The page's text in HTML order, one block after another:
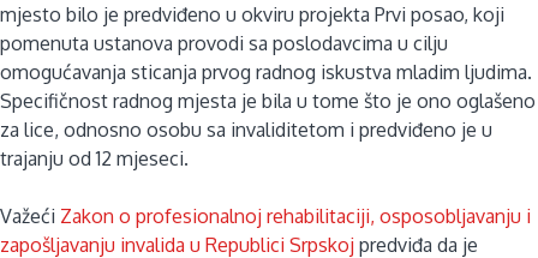
mjesto bilo je predviđeno u okviru projekta Prvi posao, koji
pomenuta ustanova provodi sa poslodavcima u cilju
omogućavanja sticanja prvog radnog iskustva mladim ljudima.
Specifičnost radnog mjesta je bila u tome što je ono oglašeno
za lice, odnosno osobu sa invaliditetom i predviđeno je u
trajanju od 12 mjeseci.
Važeći Zakon o profesionalnoj rehabilitaciji, osposobljavanju i
zapošljavanju invalida u Republici Srpskoj predviđa da je